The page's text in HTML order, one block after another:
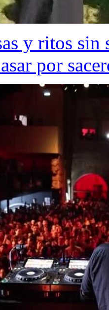
y ritos sin
por